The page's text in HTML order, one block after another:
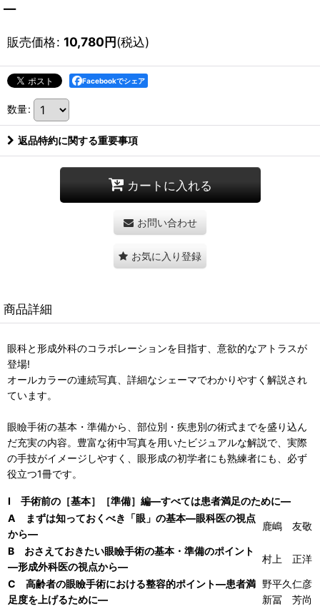
―
販売価格: 10,780円(税込)
Facebookでシェア
数量:
返品特約に関する重要事項
カートに入れる
お問い合わせ
お気に入り登録
商品詳細
眼科と形成外科のコラボレーションを目指す、意欲的なアトラスが
登場!
オールカラーの連続写真、詳細なシェーマでわかりやすく解説され
ています。
眼瞼手術の基本・準備から、部位別・疾患別の術式までを盛り込ん
だ充実の内容。豊富な術中写真を用いたビジュアルな解説で、実際
の手技がイメージしやすく、眼形成の初学者にも熟練者にも、必ず
役立つ1冊です。
I 手術前の［基本］［準備］編―すべては患者満足のために―
A まずは知っておくべき「眼」の基本―眼科医の視点
から―
鹿嶋 友敬
B おさえておきたい眼瞼手術の基本・準備のポイント
―形成外科医の視点から―
村上 正洋
C 高齢者の眼瞼手術における整容的ポイント―患者満
足度を上げるために―
野平久仁彦
新冨 芳尚